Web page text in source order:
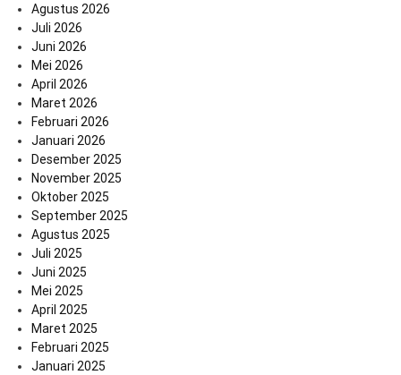
Agustus 2026
Juli 2026
Juni 2026
Mei 2026
April 2026
Maret 2026
Februari 2026
Januari 2026
Desember 2025
November 2025
Oktober 2025
September 2025
Agustus 2025
Juli 2025
Juni 2025
Mei 2025
April 2025
Maret 2025
Februari 2025
Januari 2025